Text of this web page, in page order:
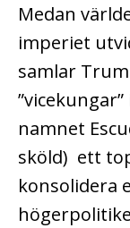
Medan
imperiet
samlar
namnet
sköld) ett
konsolidera